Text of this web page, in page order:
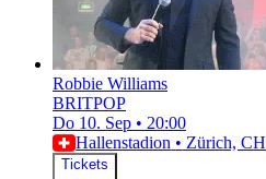
Robbie Williams
BRITPOP
Do 10. Sep • 20:00
Hallenstadion • Zürich, CH
Tickets